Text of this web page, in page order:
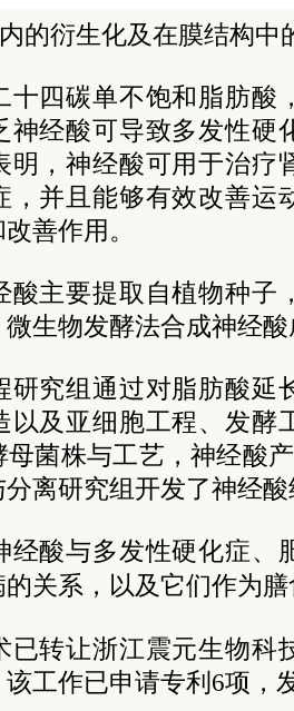
的衍生化及在膜结构
十四碳单不饱和脂肪酸
神经酸可导致多发性硬
明，神经酸可用于治疗
，并且能够有效改善运
善作用。
酸主要提取自植物种子
生物发酵法合成神经
研究组通过对脂肪酸延
以及亚细胞工程、发酵
菌株与工艺，神经酸
离研究组开发了神经
经酸与多发性硬化症、
关系，以及它们作为
已转让浙江震元生物科
工作已申请专利6项，